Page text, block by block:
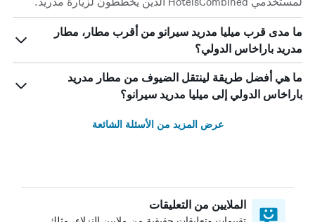
ما مدى قرب ميليا مدريد سيرانو من أقرب مطار، مطار
مدريد باراخاس الدولي؟
ما هي أفضل طريقة لينتقل الضيوف من مطار مدريد
باراخاس الدولي إلى ميليا مدريد سيرانو؟
عرض المزيد من الأسئلة الشائعة
الملايين من التعليقات